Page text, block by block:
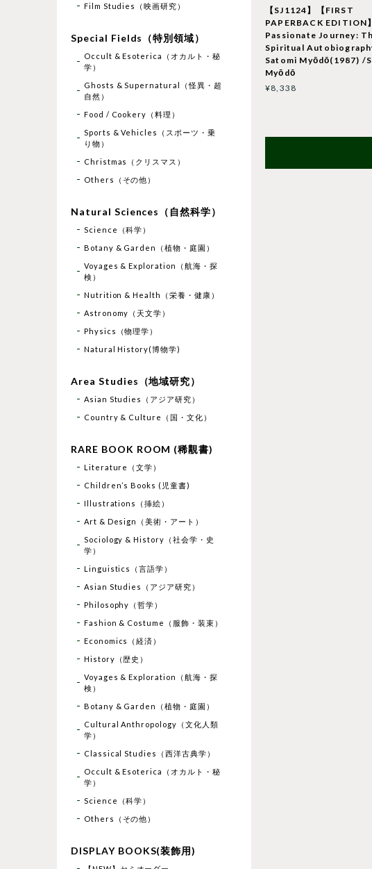
【SJ1124】【FIRST
PAPERBACK EDITION】
Passionate Journey:
Spiritual
Satomi Myōdō(1987) /
Myōdō
¥8,338
Film Studies（映画研究）
Special Fields（特別領域）
Occult & Esoterica（オカルト・秘
学）
Ghosts & Supernatural（怪異・超
自然）
Food / Cookery（料理）
Sports & Vehicles（スポーツ・乗
り物）
Christmas（クリスマス）
Others（その他）
Natural Sciences（自然科学）
Science（科学）
Botany & Garden（植物・庭園）
Voyages & Exploration（航海・探
検）
Nutrition & Health（栄養・健康）
Astronomy（天文学）
Physics（物理学）
Natural History(博物学)
Area Studies（地域研究）
Asian Studies（アジア研究）
Country & Culture（国・文化）
RARE BOOK ROOM (稀覯書)
Literature（文学）
Children’s Books (児童書)
Illustrations（挿絵）
Art & Design（美術・アート）
Sociology & History（社会学・史
学）
Linguistics（言語学）
Asian Studies（アジア研究）
Philosophy（哲学）
Fashion & Costume（服飾・装束）
Economics（経済）
History（歴史）
Voyages & Exploration（航海・探
検）
Botany & Garden（植物・庭園）
Cultural Anthropology（文化人類
学）
Classical Studies（西洋古典学）
Occult & Esoterica（オカルト・秘
学）
Science（科学）
Others（その他）
DISPLAY BOOKS(装飾用)